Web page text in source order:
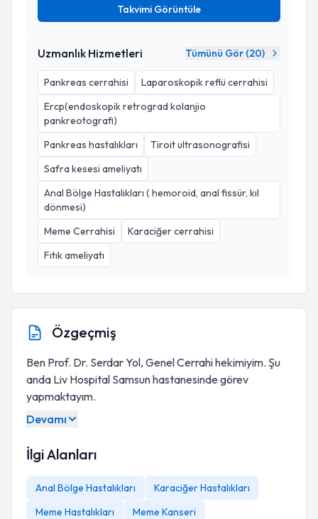
Takvimi Görüntüle
Uzmanlık Hizmetleri Tümünü Gör (20)
Pankreas cerrahisi
Laparoskopik reflü cerrahisi
Ercp(endoskopik retrograd kolanjio
pankreotografi)
Pankreas hastalıkları
Tiroit ultrasonografisi
Safra kesesi ameliyatı
Anal Bölge Hastalıkları ( hemoroid, anal fissür, kıl
dönmesi)
Meme Cerrahisi
Karaciğer cerrahisi
Fıtık ameliyatı
Özgeçmiş
Ben Prof. Dr. Serdar Yol, Genel Cerrahi hekimiyim. Şu
anda Liv Hospital Samsun hastanesinde görev
yapmaktayım.
Devamı
İlgi Alanları
Anal Bölge Hastalıkları
Karaciğer Hastalıkları
Meme Hastalıkları
Meme Kanseri